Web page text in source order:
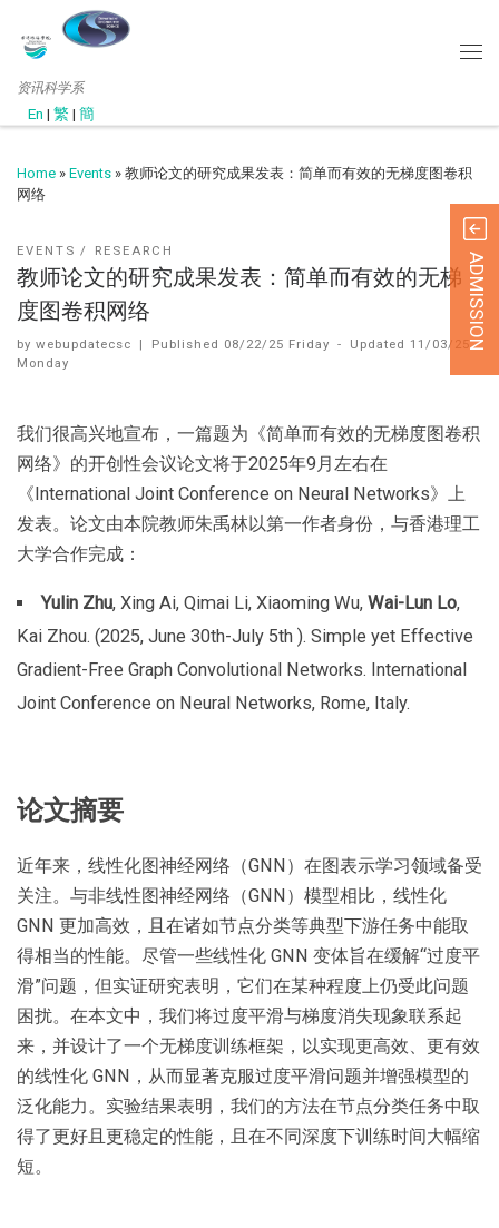
资讯科学系
En | 繁 | 簡
Home » Events » 教师论文的研究成果发表：简单而有效的无梯度图卷积
网络
EVENTS RESEARCH
教师论文的研究成果发表：简单而有效的无梯
度图卷积网络
by webupdatecsc | Published 08/22/25 Friday - Updated 11/03/25
Monday
我们很高兴地宣布，一篇题为《简单而有效的无梯度图卷积
网络》的开创性会议论文将于2025年9月左右在
《International Joint Conference on Neural Networks》上
发表。论文由本院教师朱禹林以第一作者身份，与香港理工
大学合作完成：
Yulin Zhu, Xing Ai, Qimai Li, Xiaoming Wu,Wai-Lun Lo,
Kai Zhou. (2025, June 30th-July 5th ). Simple yet Effective
Gradient-Free Graph Convolutional Networks. International
Joint Conference on Neural Networks, Rome, Italy.
论文摘要
近年来，线性化图神经网络（GNN）在图表示学习领域备受
关注。与非线性图神经网络（GNN）模型相比，线性化
GNN 更加高效，且在诸如节点分类等典型下游任务中能取
得相当的性能。尽管一些线性化 GNN 变体旨在缓解“过度平
滑”问题，但实证研究表明，它们在某种程度上仍受此问题
困扰。在本文中，我们将过度平滑与梯度消失现象联系起
来，并设计了一个无梯度训练框架，以实现更高效、更有效
的线性化 GNN，从而显著克服过度平滑问题并增强模型的
泛化能力。实验结果表明，我们的方法在节点分类任务中取
得了更好且更稳定的性能，且在不同深度下训练时间大幅缩
短。
ADMISSION